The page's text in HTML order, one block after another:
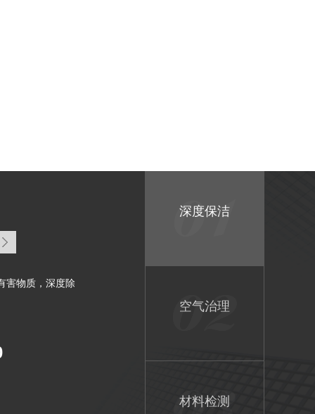
害物质，深度除
深度保洁
空气治理
材料检测